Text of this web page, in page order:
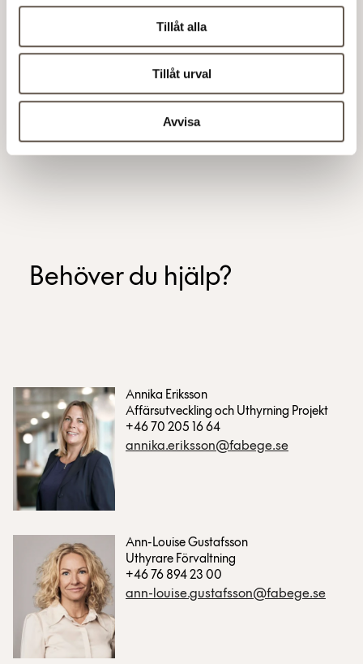
Tillåt alla
Tillåt urval
Avvisa
97%
av våra hyresgäster rekommenderar oss
som hyresvärd.
100%
Behöver du hjälp?
Annika Eriksson
Affärsutveckling och Uthyrning Projekt
+46 70 205 16 64
annika.eriksson@fabege.se
Ann-Louise Gustafsson
Uthyrare Förvaltning
+46 76 894 23 00
ann-louise.gustafsson@fabege.se